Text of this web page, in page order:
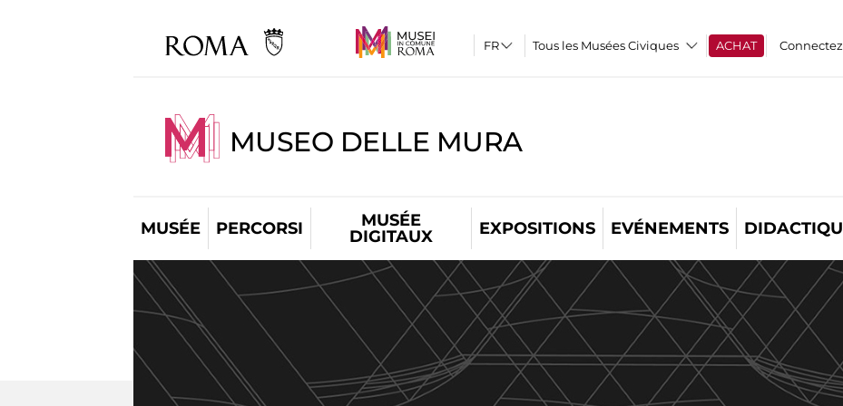
Tous les Musées Civiques ACHAT
MUSEO DELLE MURA
MUSÉE PERCORSI
MUSÉE
DIGITAUX
EXPOSITIONS EVÉNEMENTS